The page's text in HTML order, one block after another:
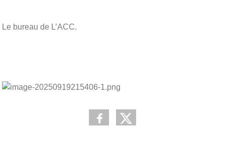
Le bureau de L’ACC.